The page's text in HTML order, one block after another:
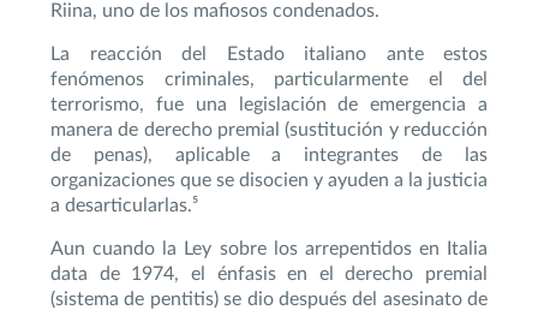
Riina, uno de los mafiosos condenados.
La reacción del Estado italiano ante estos
fenómenos criminales, particularmente el del
terrorismo, fue una legislación de emergencia a
manera de derecho premial (sustitución y reducción
de penas), aplicable a integrantes de las
organizaciones que se disocien y ayuden a la justicia
a desarticularlas.⁵
Aun cuando la Ley sobre los arrepentidos en Italia
data de 1974, el énfasis en el derecho premial
(sistema de pentitis) se dio después del asesinato de